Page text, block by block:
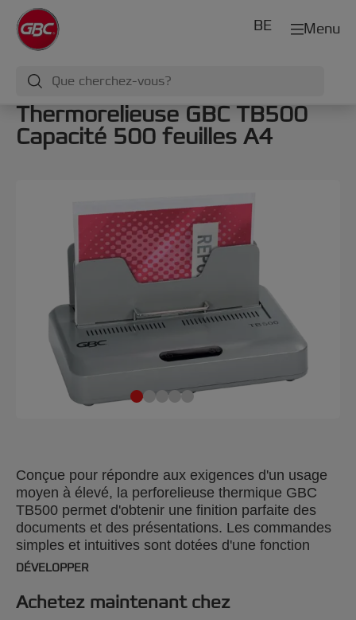
Menu
BE
Thermorelieuse GBC TB500
Capacité 500 feuilles A4
Conçue pour répondre aux exigences d'un usage
moyen à élevé, la perforelieuse thermique GBC
TB500 permet d'obtenir une finition parfaite des
documents et des présentations. Les commandes
simples et intuitives sont dotées d'une fonction
d'arrêt automatique lorsqu'aucun document n'est
70 g/m² à la fois ou plusieurs lots de feuilles plus
DÉVELOPPER
Achetez maintenant chez